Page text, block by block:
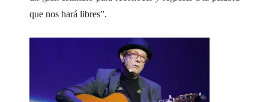
que nos hará libres”.